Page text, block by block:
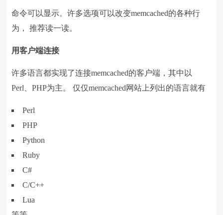
命令可以显示。许多选项可以改变memcached的各种行
为， 推荐读一读。
用客户端连接
许多语言都实现了连接memcached的客户端，其中以
Perl、PHP为主。 仅仅memcached网站上列出的语言就有
Perl
PHP
Python
Ruby
C#
C/C++
Lua